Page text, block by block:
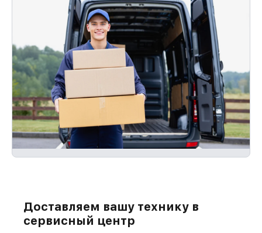
Доставляем вашу технику в
сервисный центр